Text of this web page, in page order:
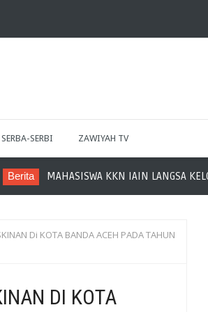
SERBA-SERBI ZAWIYAH TV
KKN IAIN LANGSA KELOMPOK 28
Di KOTA BANDA ACEH PADA TAHUN
DI KOTA